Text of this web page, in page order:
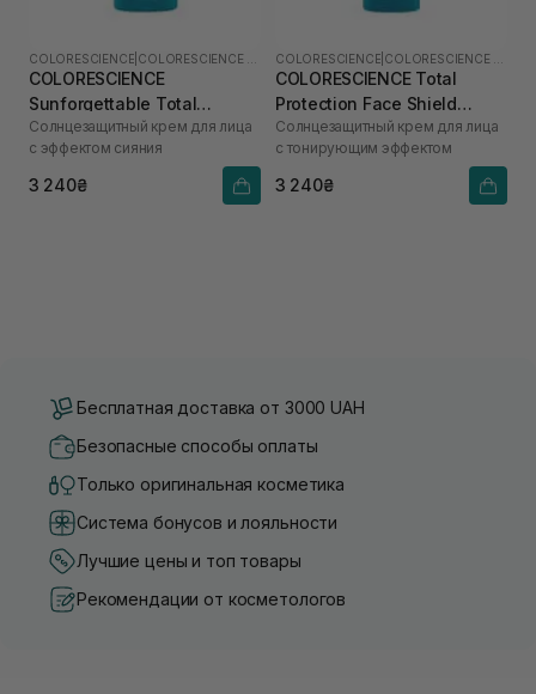
COLORESCIENCE
COLORESCIENCE
Sunforgettable Total
Protection Face Shield Glow
SPF 50 55 мл
Солнцезащитный крем для лица
с эффектом сияния
3 240₴
COLORESCIENCE
COLORESCIENCE Total
Protection Face Shield
Matte SPF 50 55 мл
Солнцезащитный крем для лица
с тонирующим эффектом
3 240₴
Бесплатная доставка от 3000 UAH
Безопасные способы оплаты
Только оригинальная косметика
Система бонусов и лояльности
Лучшие цены и топ товары
Рекомендации от косметологов